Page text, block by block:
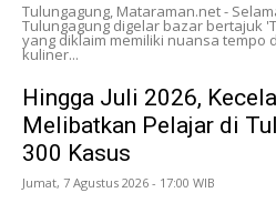
Tulungagung, Mataraman.net -
Tulungagung digelar bazar bertajuk
yang diklaim memiliki nuansa tempo
kuliner...
Hingga Juli 2026,
Melibatkan Pelajar di
300 Kasus
Jumat, 7 Agustus 2026 - 17:00 WIB